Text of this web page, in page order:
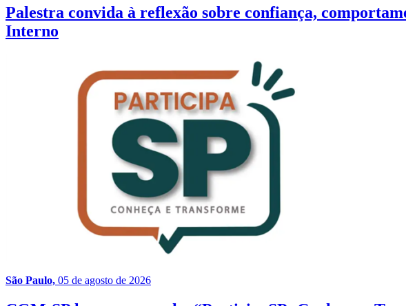
Palestra convida à reflexão sobre confiança,
Interno
São Paulo, 05 de agosto de 2026